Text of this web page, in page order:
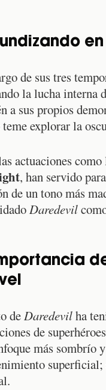
de sus tres
la lucha interna
a sus propios
teme explorar la
actuaciones
, han servido
de un tono más
Daredevil
deDaredevilha
de
más sombrío